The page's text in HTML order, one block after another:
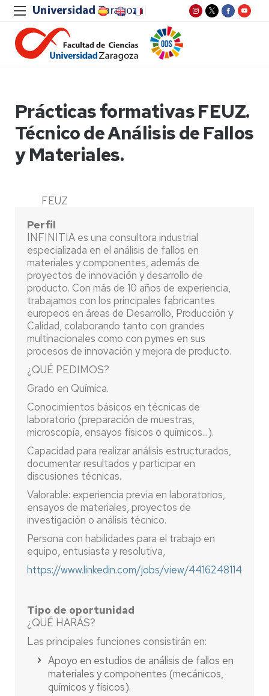
Prácticas formativas FEUZ.
Técnico de Análisis de Fallos
y Materiales.
FEUZ
Perfil
INFINITIA es una consultora industrial
especializada en el análisis de fallos en
materiales y componentes, además de
proyectos de innovación y desarrollo de
producto. Con más de 10 años de experiencia,
trabajamos con los principales fabricantes
europeos en áreas de Desarrollo, Producción y
Calidad, colaborando tanto con grandes
multinacionales como con pymes en sus
procesos de innovación y mejora de producto.
¿QUÉ PEDIMOS?
Grado en Química.
Conocimientos básicos en técnicas de
laboratorio (preparación de muestras,
microscopía, ensayos físicos o químicos...).
Capacidad para realizar análisis estructurados,
documentar resultados y participar en
discusiones técnicas.
Valorable: experiencia previa en laboratorios,
ensayos de materiales, proyectos de
investigación o análisis técnico.
Persona con habilidades para el trabajo en
equipo, entusiasta y resolutiva,
https://www.linkedin.com/jobs/view/4416248114
Tipo de oportunidad
¿QUÉ HARÁS?
Las principales funciones consistirán en:
Apoyo en estudios de análisis de fallos en
materiales y componentes (mecánicos,
químicos y físicos).